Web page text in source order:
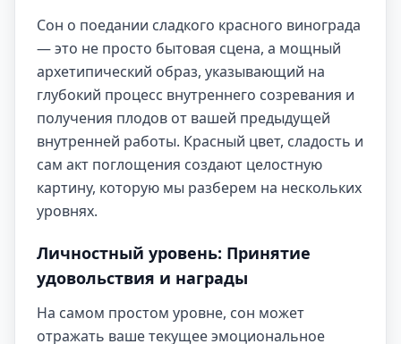
Сон о поедании сладкого красного винограда
— это не просто бытовая сцена, а мощный
архетипический образ, указывающий на
глубокий процесс внутреннего созревания и
получения плодов от вашей предыдущей
внутренней работы. Красный цвет, сладость и
сам акт поглощения создают целостную
картину, которую мы разберем на нескольких
уровнях.
Личностный уровень: Принятие
удовольствия и награды
На самом простом уровне, сон может
отражать ваше текущее эмоциональное